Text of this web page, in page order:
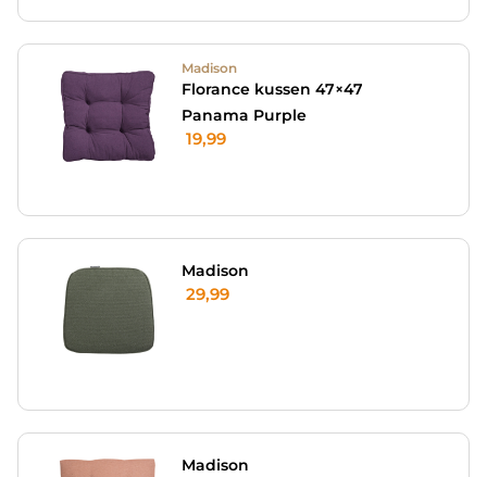
Madison
Florance kussen 47×47
Panama Purple
19,99
Madison
29,99
Madison